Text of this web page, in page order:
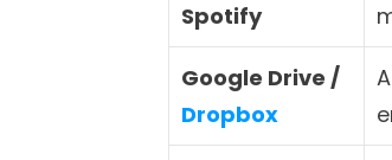
Spotify
Dropbox